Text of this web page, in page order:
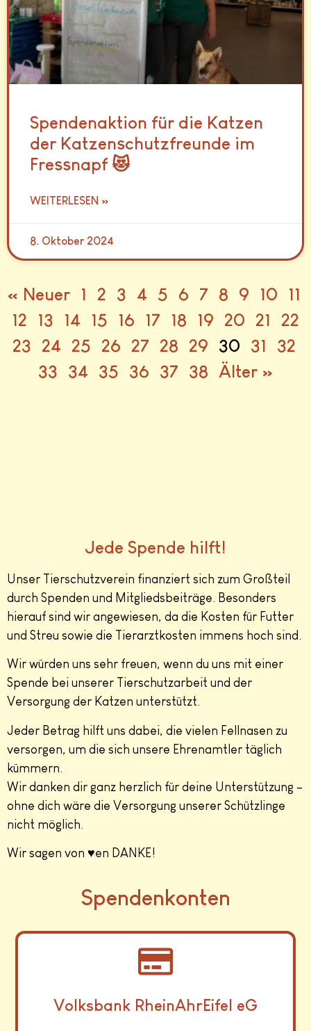
Spendenaktion für die Katzen
der Katzenschutzfreunde im
Fressnapf 😻
WEITERLESEN »
8. Oktober 2024
« Neuer 1 2 3 4 5 6 7 8 9 10
11
12
13 14 15 16 17 18 19 20 21
22
23
24 25 26 27 28 29 30 31
32
33
34 35 36 37 38 Älter »
Jede Spende hilft!
Unser Tierschutzverein finanziert sich zum Großteil
durch Spenden und Mitgliedsbeiträge. Besonders
hierauf sind wir angewiesen, da die Kosten für Futter
und Streu sowie die Tierarztkosten immens hoch sind.
Wir würden uns sehr freuen, wenn du uns mit einer
Spende bei unserer Tierschutzarbeit und der
Versorgung der Katzen unterstützt.
Jeder Betrag hilft uns dabei, die vielen Fellnasen zu
versorgen, um die sich unsere Ehrenamtler täglich
kümmern.
Wir danken dir ganz herzlich für deine Unterstützung –
ohne dich wäre die Versorgung unserer Schützlinge
nicht möglich.
Wir sagen von ♥en DANKE!
Spendenkonten
Volksbank RheinAhrEifel eG